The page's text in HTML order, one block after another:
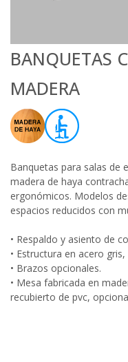
BANQUETAS
MADERA
Banquetas para salas de
madera de haya
ergonómicos. Modelos
espacios reducidos con
• Respaldo y asiento de
• Estructura en acero
• Brazos opcionales.
• Mesa fabricada en
recubierto de pvc,